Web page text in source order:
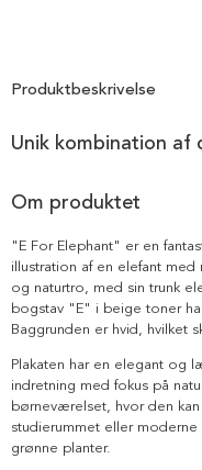
Produktbeskrivelse
Unik kombination
Om produktet
"E For Elephant" er en
illustration af en elefant
og naturtro, med sin trunk
bogstav "E" i beige toner
Baggrunden er hvid, hvilket
Plakaten har en elegant og
indretning med fokus på
børneværelset, hvor den
studierummet eller
grønne planter.